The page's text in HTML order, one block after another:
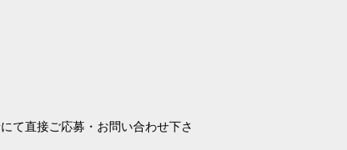
て直接ご応募・お問い合わせ下さ